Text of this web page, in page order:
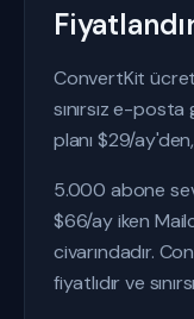
ConvertKit
sınırsız e-
planı $29/
5.000 abone
$66/ay iken
civarındadır.
fiyatlıdır ve